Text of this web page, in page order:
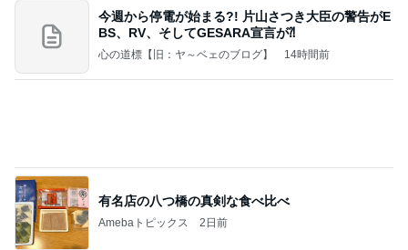
今週から停電が始まる?! 片山さつき大臣の警告がE
BS、RV、そしてGESARA宣言が⁈
心の道標【旧：ヤ～ベェのブログ】 14時間前
有名店の八つ橋の真剣な食べ比べ
Amebaトピックス 2日前